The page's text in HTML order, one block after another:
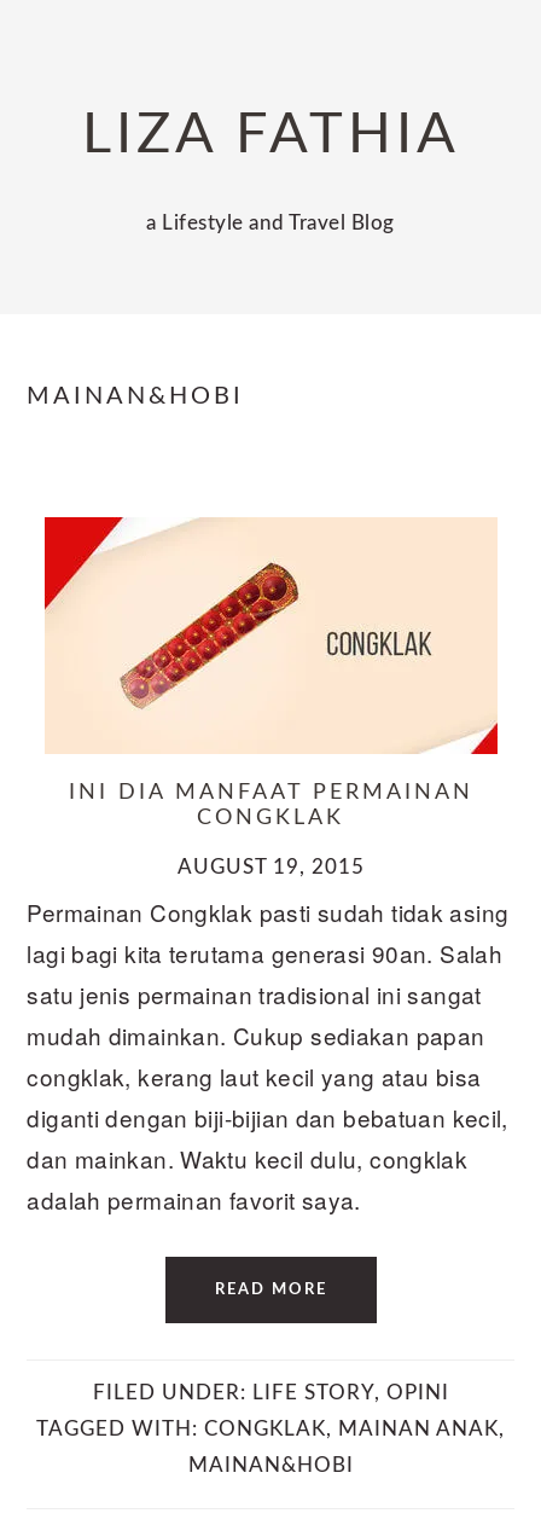
navigationLIZA FATHIA
a Lifestyle and Travel Blog
MAINAN&HOBI
INI DIA MANFAAT PERMAINAN
CONGKLAK
AUGUST 19, 2015
Permainan Congklak pasti sudah tidak asing
lagi bagi kita terutama generasi 90an. Salah
satu jenis permainan tradisional ini sangat
mudah dimainkan. Cukup sediakan papan
congklak, kerang laut kecil yang atau bisa
diganti dengan biji-bijian dan bebatuan kecil,
dan mainkan. Waktu kecil dulu, congklak
adalah permainan favorit saya.
READ MORE
FILED UNDER: LIFE STORY, OPINI
TAGGED WITH: CONGKLAK, MAINAN ANAK,
MAINAN&HOBI